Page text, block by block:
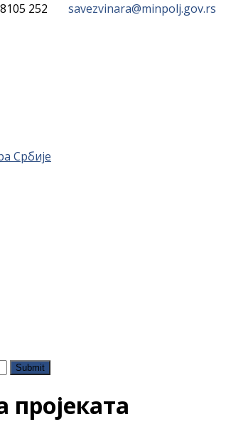
252
savezvinara@minpolj.gov.rs
Submit
пројеката